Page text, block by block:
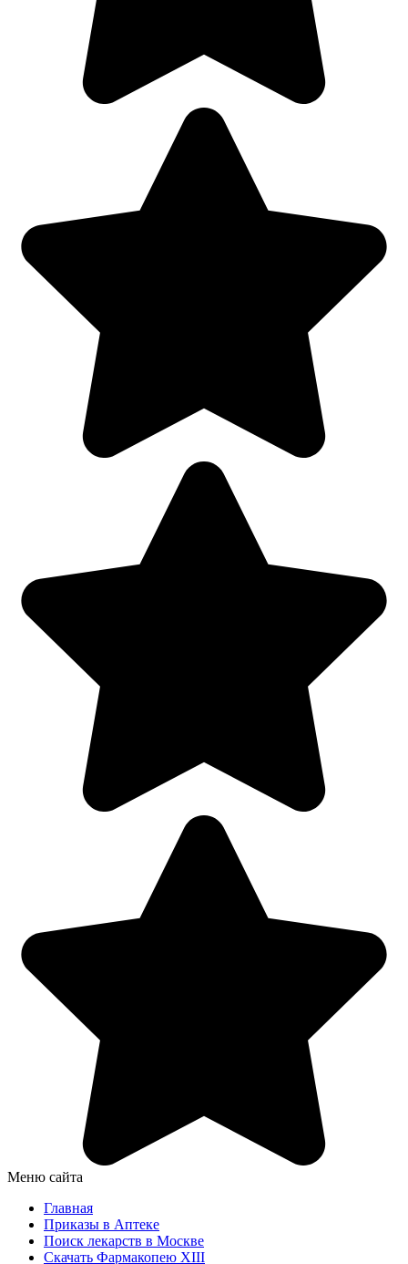
Меню сайта
Главная
Приказы в Аптеке
Поиск лекарств в Москве
Скачать Фармакопею XIII